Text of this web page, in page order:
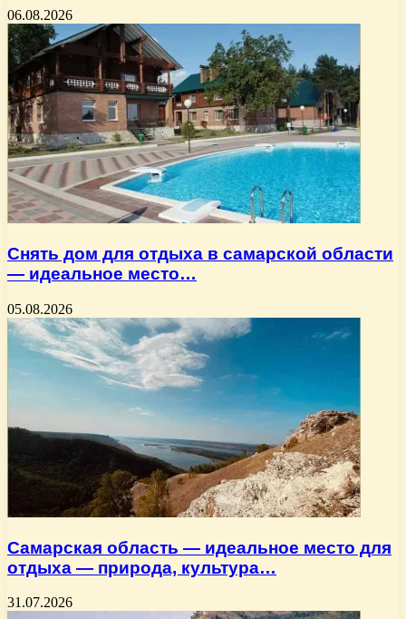
06.08.2026
Снять дом для отдыха в самарской области
— идеальное место…
05.08.2026
Самарская область — идеальное место для
отдыха — природа, культура…
31.07.2026